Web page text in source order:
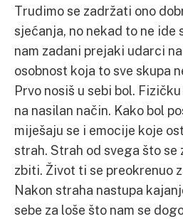
Trudimo se zadržati ono
sjećanja, no nekad to ne ide
nam zadani prejaki udarci
osobnost koja to sve skupa
Prvo nosiš u sebi bol.
na nasilan način. Kako bol
miješaju se i emocije koje
strah. Strah od svega što se
zbiti. Život ti se preokrenuo
Nakon straha nastupa
sebe za loše što nam se